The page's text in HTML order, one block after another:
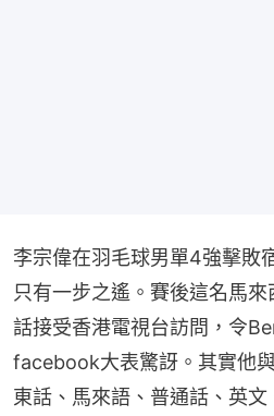
李宗偉在羽毛球男單4強擊敗
只有一步之遙。賽後這名馬
話接受香港電視台訪問，令
facebook大表驚訝。其實他
東話、馬來語、普通話、英